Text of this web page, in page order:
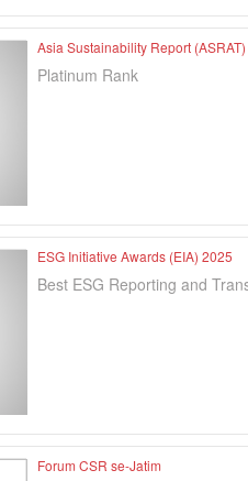
Asia Sustainability Report
Platinum Rank
ESG Initiative Awards (EIA) 2025
Best ESG Reporting and
Forum CSR se-Jatim